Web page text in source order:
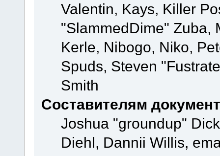
Valentin, Kays, Killer
"SlammedDime" Zuba,
Kerle, Nibogo, Niko,
Spuds, Steven
Smith
Составителям
Joshua "groundup"
Diehl, Dannii Willis,